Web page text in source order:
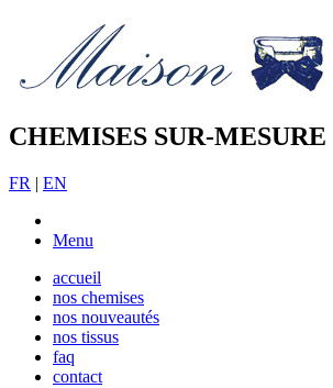
CHEMISES SUR-MESURE
FR | EN
Menu
accueil
nos chemises
nos nouveautés
nos tissus
faq
contact